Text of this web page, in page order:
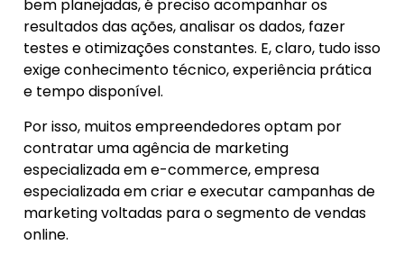
bem planejadas, é preciso acompanhar os
resultados das ações, analisar os dados, fazer
testes e otimizações constantes. E, claro, tudo isso
exige conhecimento técnico, experiência prática
e tempo disponível.
Por isso, muitos empreendedores optam por
contratar uma agência de marketing
especializada em e-commerce, empresa
especializada em criar e executar campanhas de
marketing voltadas para o segmento de vendas
online.